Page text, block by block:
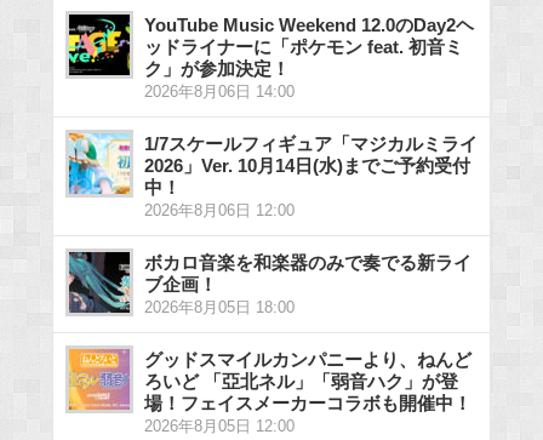
YouTube Music Weekend 12.0のDay2ヘ
ッドライナーに「ポケモン feat. 初音ミ
ク」が参加決定！
2026年8月06日 14:00
1/7スケールフィギュア「マジカルミライ
2026」Ver. 10月14日(水)までご予約受付
中！
2026年8月06日 12:00
ボカロ音楽を和楽器のみで奏でる新ライ
ブ企画！
2026年8月05日 18:00
グッドスマイルカンパニーより、ねんど
ろいど 「亞北ネル」「弱音ハク」が登
場！フェイスメーカーコラボも開催中！
2026年8月05日 12:00